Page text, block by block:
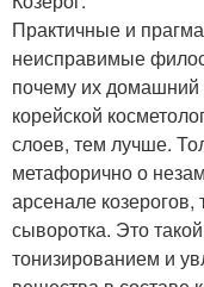
Практичные и
неисправимые
почему их домашний
корейской
слоев, тем лучше.
метафорично о
арсенале козерогов,
сыворотка. Это
тонизированием и